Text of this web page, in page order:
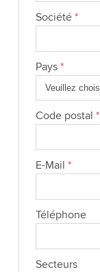
Société *
Pays *
Code postal *
E-Mail *
Téléphone
Secteurs